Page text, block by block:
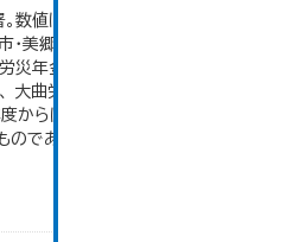
数値は大曲労働基準監督署の
・美郷町）の合計。 保険給付件
災年金受給者への介護補償給
大曲労働基準監督署が支給決
からは、業務集中化により厚生
であり、指定医療機関等に対